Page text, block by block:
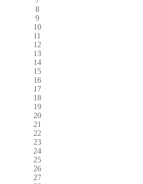
8
9
10
11
12
13
14
15
16
17
18
19
20
21
22
23
24
25
26
27